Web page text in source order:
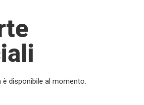
disponibile al momento.